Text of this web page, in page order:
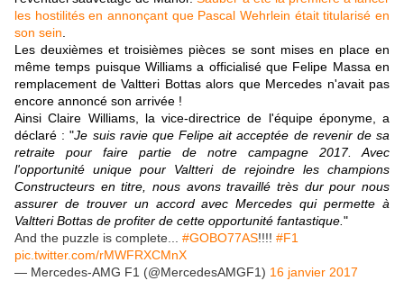
les hostilités en annonçant que Pascal Wehrlein était titularisé en
son sein
Les deuxièmes et troisièmes pièces se sont mises en place en
même temps puisque Williams a officialisé que Felipe Massa en
remplacement de Valtteri Bottas alors que Mercedes n'avait pas
encore annoncé son arrivée !
Ainsi Claire Williams, la vice-directrice de l'équipe éponyme, a
déclaré : "Je suis ravie que Felipe ait acceptée de revenir de sa
retraite pour faire partie de notre campagne 2017. Avec
l'opportunité unique pour Valtteri de rejoindre les champions
Constructeurs en titre, nous avons travaillé très dur pour nous
assurer de trouver un accord avec Mercedes qui permette à
Valtteri Bottas de profiter de cette opportunité fantastique. "
And the puzzle is complete... #GOBO77AS!!!! #F1
pic.twitter.com/rMWFRXCMnX
— Mercedes-AMG F1 (@MercedesAMGF1) 16 janvier 2017